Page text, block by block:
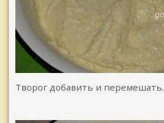
Творог добавить и перемешать.